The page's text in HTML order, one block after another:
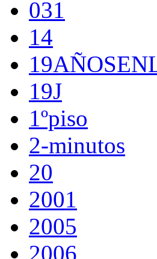
031
14
19J
1ºpiso
2-minutos
20
2001
2005
2006